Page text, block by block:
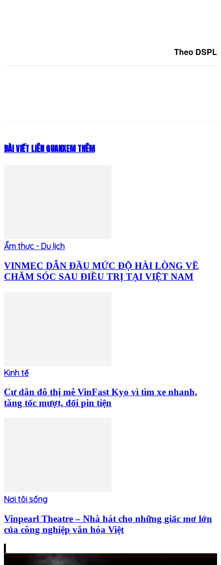
Theo DSPL
BÀI VIẾT LIÊN QUANXEM THÊM
Ẩm thực - Du lịch
VINMEC DẪN ĐẦU MỨC ĐỘ HÀI LÒNG VỀ
CHĂM SÓC SAU ĐIỀU TRỊ TẠI VIỆT NAM
Kinh tế
Cư dân đô thị mê VinFast Kyo vì tìm xe nhanh,
tăng tốc mượt, đổi pin tiện
Nơi tôi sống
Vinpearl Theatre – Nhà hát cho những giấc mơ lớn
của công nghiệp văn hóa Việt